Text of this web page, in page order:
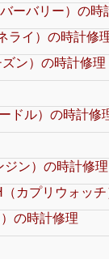
ーバリー）の時
ライ）の時計修
ン）の時計修理
ドル）の時計修
ジン）の時計修理
カプリウォッ
の時計修理